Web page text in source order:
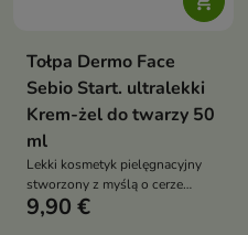
Tołpa Dermo Face
Sebio Start. ultralekki
Krem-żel do twarzy 50
ml
Lekki kosmetyk pielęgnacyjny
stworzony z myślą o cerze
tłustej, mieszanej i skłonnej do
9,90 €